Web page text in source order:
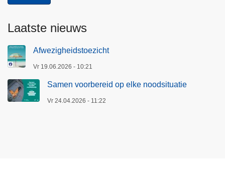
Laatste nieuws
Afwezigheidstoezicht
Vr 19.06.2026 - 10:21
Samen voorbereid op elke noodsituatie
Vr 24.04.2026 - 11:22